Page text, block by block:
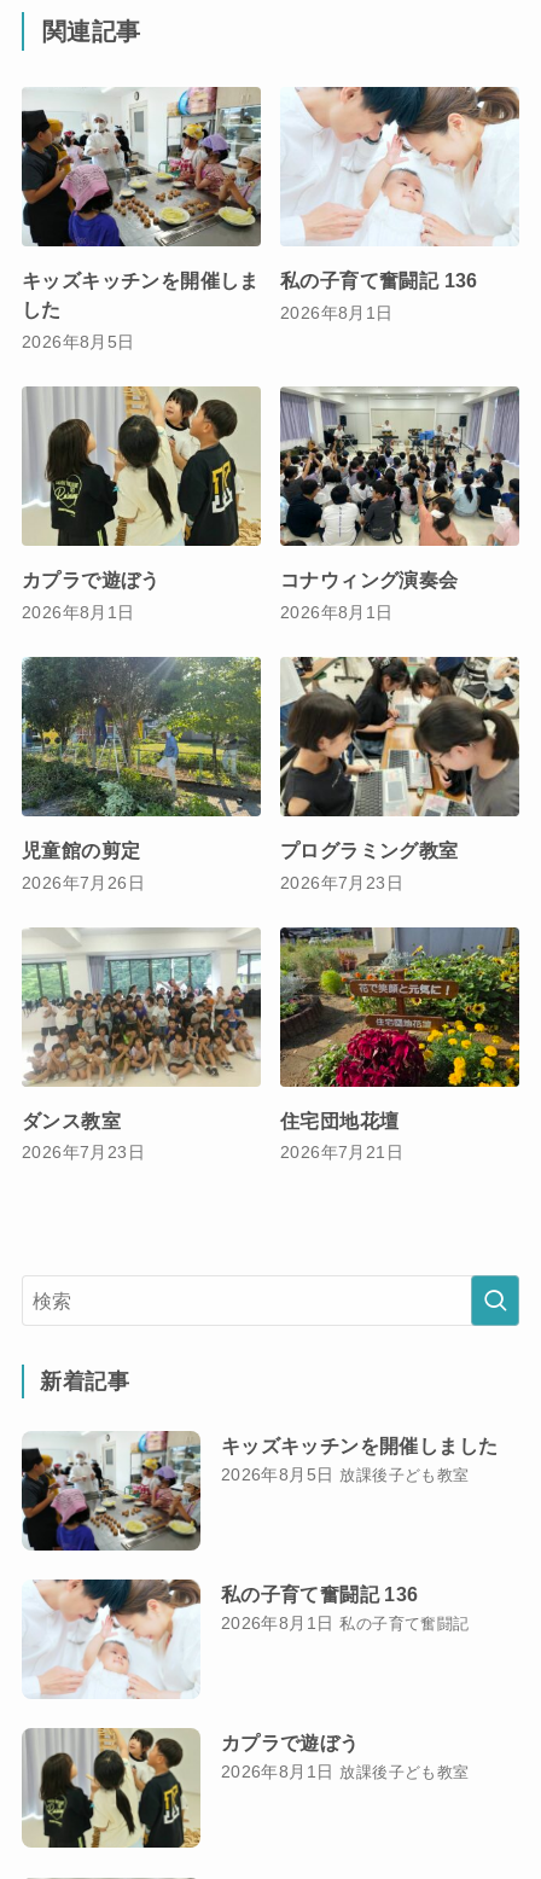
関連記事
キッズキッチンを開催しま
した
2026年8月5日
私の子育て奮闘記 136
2026年8月1日
カプラで遊ぼう
2026年8月1日
コナウィング演奏会
2026年8月1日
児童館の剪定
2026年7月26日
プログラミング教室
2026年7月23日
ダンス教室
2026年7月23日
住宅団地花壇
2026年7月21日
新着記事
キッズキッチンを開催しました
2026年8月5日 放課後子ども教室
私の子育て奮闘記 136
2026年8月1日 私の子育て奮闘記
カプラで遊ぼう
2026年8月1日 放課後子ども教室